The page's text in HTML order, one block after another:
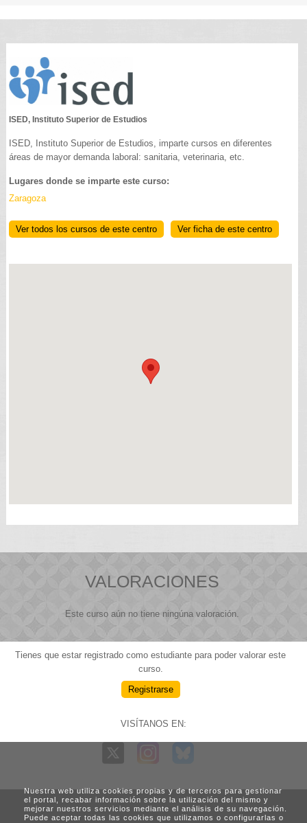
ISED, Instituto Superior de Estudios
ISED, Instituto Superior de Estudios, imparte cursos en diferentes
áreas de mayor demanda laboral: sanitaria, veterinaria, etc.
Lugares donde se imparte este curso:
Zaragoza
Ver todos los cursos de este centro Ver ficha de este centro
VALORACIONES
Este curso aún no tiene ningúna valoración.
Tienes que estar registrado como estudiante para poder valorar este
curso.
Registrarse
VISÍTANOS EN:
Nuestra web utiliza cookies propias y de terceros para gestionar
el portal, recabar información sobre la utilización del mismo y
mejorar nuestros servicios mediante el análisis de su navegación.
Puede aceptar todas las cookies que utilizamos o configurarlas o